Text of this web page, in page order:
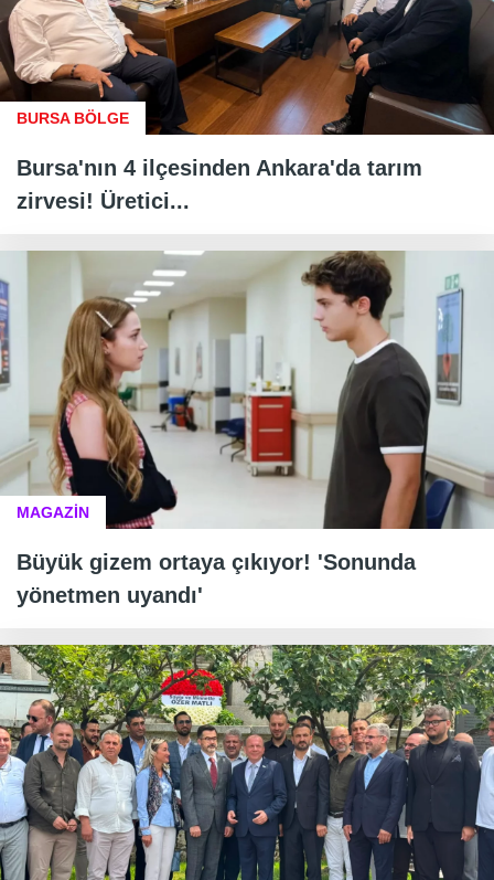
BURSA BÖLGE
Bursa'nın 4 ilçesinden Ankara'da tarım
zirvesi! Üretici...
MAGAZİN
Büyük gizem ortaya çıkıyor! 'Sonunda
yönetmen uyandı'